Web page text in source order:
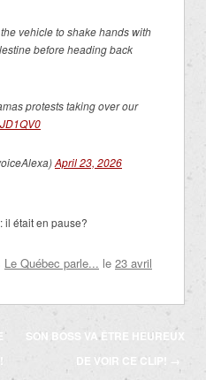
vehicle to shake hands with
before heading back
protests taking over our
April 23, 2026
il était en pause?
Le Québec parle... le 23 avril
SON BOSS VA ÊTRE HEUREUX
DE VOIR CE CLIP!
→